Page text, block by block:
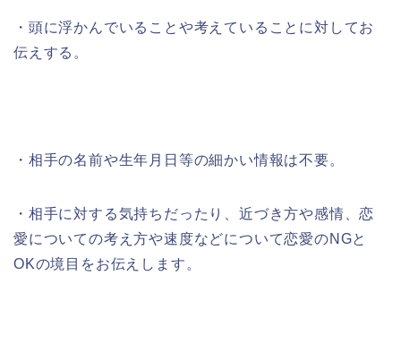
・頭に浮かんでいることや考えていることに対してお
伝えする。
・相手の名前や生年月日等の細かい情報は不要。
・相手に対する気持ちだったり、近づき方や感情、恋
愛についての考え方や速度などについて恋愛のNGと
OKの境目をお伝えします。